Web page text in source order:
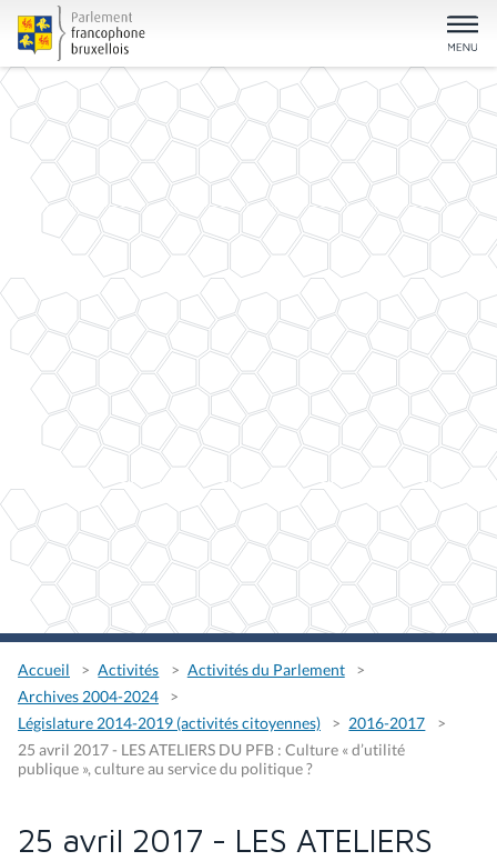
Accueil Activités
Activités du Parlement
Archives 2004-2024
Législature 2014-2019 (activités citoyennes)
2016-2017
25 avril 2017 - LES ATELIERS DU PFB : Culture « d’utilité
publique », culture au service du politique ?
25 avril 2017 - LES ATELIERS